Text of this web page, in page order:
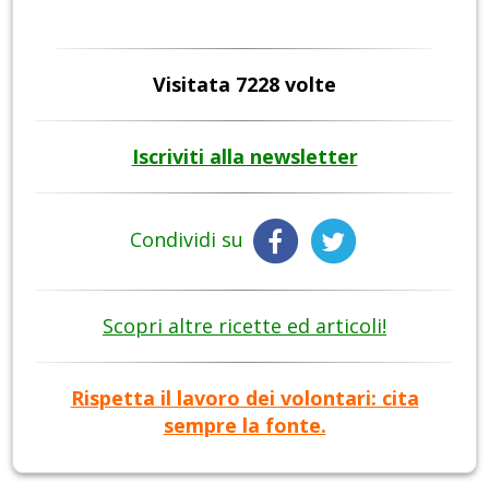
Visitata 7228 volte
Iscriviti alla newsletter
Condividi su
Scopri altre ricette ed articoli!
Rispetta il lavoro dei volontari: cita
sempre la fonte.